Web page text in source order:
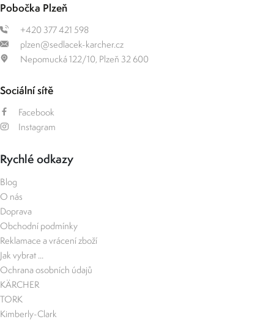
Pobočka Plzeň
+420 377 421 598
plzen@sedlacek-karcher.cz
Nepomucká 122/10, Plzeň 32 600
Sociální sítě
Facebook
Instagram
Rychlé odkazy
Blog
O nás
Doprava
Obchodní podmínky
Reklamace a vrácení zboží
Jak vybrat ...
Ochrana osobních údajů
KÄRCHER
TORK
Kimberly-Clark